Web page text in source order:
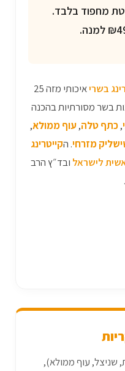
מחפוד בלבד.
בשרי
איכותי מזה 25
בשר מסורתיות בהכנה
,כתף טלה,עוף ממולא,
מזרחי. הקייטרינג
לישראל ובד״ץ הרב
שניצל, עוף ממולא),